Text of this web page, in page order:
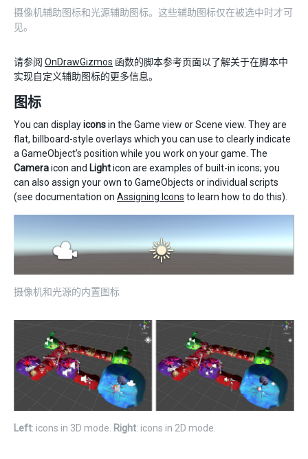
摄像机辅助图标和光源辅助图标。这些辅助图标仅在被选中时才可
见。
请参阅 OnDrawGizmos 函数的脚本参考页面以了解关于在脚本中
实现自定义辅助图标的更多信息。
图标
You can displayiconsin the Game view or Scene view. They are
flat, billboard-style overlays which you can use to clearly indicate
a GameObject’s position while you work on your game. The
Cameraicon and Lighticon are examples of built-in icons; you
can also assign your own to GameObjects or individual scripts
(see documentation on Assigning Icons to learn how to do this).
摄像机和光源的内置图标
Left: icons in 3D mode. Right: icons in 2D mode.